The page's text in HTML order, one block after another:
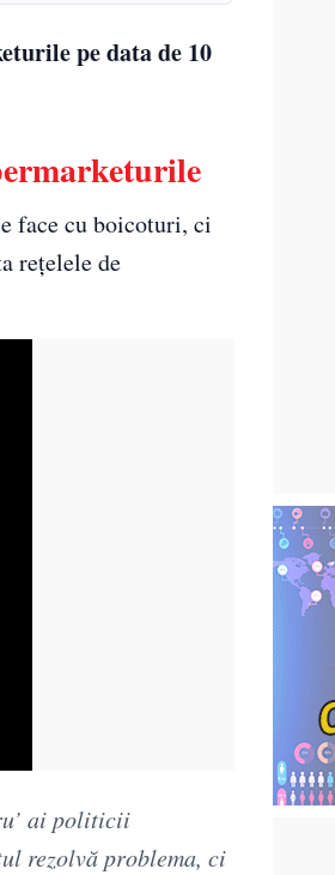
pe data de 10
face cu boicoturi, ci
rețelele de
ai politicii
rezolvă problema, ci